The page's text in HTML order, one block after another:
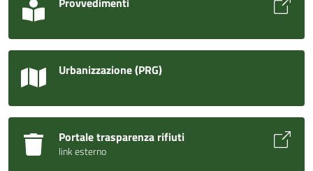
Urbanizzazione (PRG)
Portale trasparenza rifiuti
link esterno